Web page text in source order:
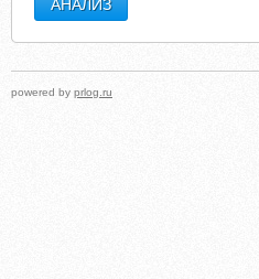
powered by prlog.ru